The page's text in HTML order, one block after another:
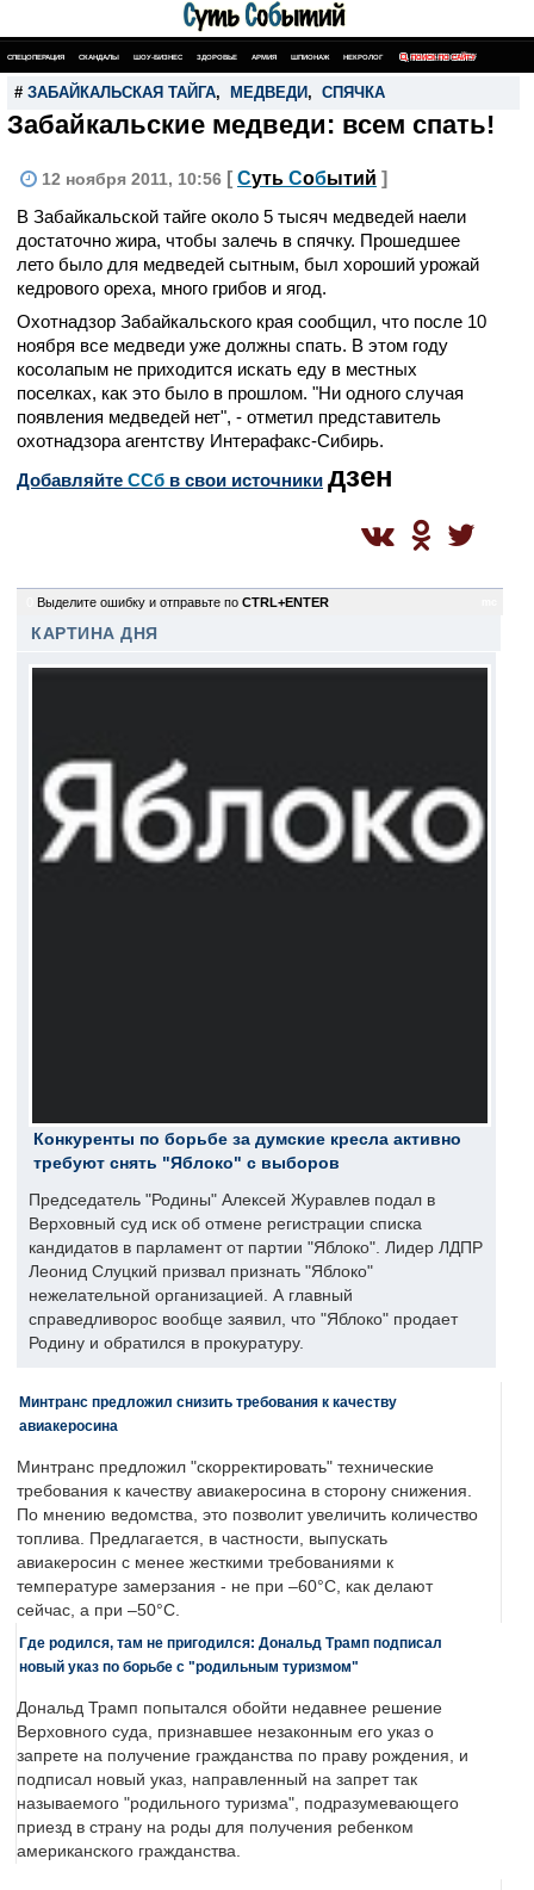
СПЕЦОПЕРАЦИЯ СКАНДАЛЫ ШОУ-БИЗНЕС ЗДОРОВЬЕ АРМИЯ ШПИОНАЖ НЕКРОЛОГ ПОИСК ПО САЙТУ
# ЗАБАЙКАЛЬСКАЯ ТАЙГА, МЕДВЕДИ , СПЯЧКА
Забайкальские медведи: всем спать!
12 ноября 2011, 10:56 [ Суть Событий ]
В Забайкальской тайге около 5 тысяч медведей наели
достаточно жира, чтобы залечь в спячку. Прошедшее
лето было для медведей сытным, был хороший урожай
кедрового ореха, много грибов и ягод.
Охотнадзор Забайкальского края сообщил, что после 10
ноября все медведи уже должны спать. В этом году
косолапым не приходится искать еду в местных
поселках, как это было в прошлом. "Ни одного случая
появления медведей нет", - отметил представитель
охотнадзора агентству Интерафакс-Сибирь.
Добавляйте CСб в свои источники дзен
Выделите ошибку и отправьте по CTRL+ENTER
КАРТИНА ДНЯ
Конкуренты по борьбе за думские кресла активно
требуют снять "Яблоко" с выборов
Председатель "Родины" Алексей Журавлев подал в
Верховный суд иск об отмене регистрации списка
кандидатов в парламент от партии "Яблоко". Лидер ЛДПР
Леонид Слуцкий призвал признать "Яблоко"
нежелательной организацией. А главный
справедливорос вообще заявил, что "Яблоко" продает
Родину и обратился в прокуратуру.
Минтранс предложил снизить требования к качеству
авиакеросина
Минтранс предложил "скорректировать" технические
требования к качеству авиакеросина в сторону снижения.
По мнению ведомства, это позволит увеличить количество
топлива. Предлагается, в частности, выпускать
авиакеросин с менее жесткими требованиями к
температуре замерзания - не при –60°C, как делают
сейчас, а при –50°C.
Где родился, там не пригодился: Дональд Трамп подписал
новый указ по борьбе с "родильным туризмом"
Дональд Трамп попытался обойти недавнее решение
Верховного суда, признавшее незаконным его указ о
запрете на получение гражданства по праву рождения, и
подписал новый указ, направленный на запрет так
называемого "родильного туризма", подразумевающего
приезд в страну на роды для получения ребенком
американского гражданства.